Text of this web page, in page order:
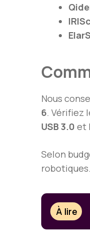
Nous
6. Vérifiez
USB 3.0 et
Selon
À lire